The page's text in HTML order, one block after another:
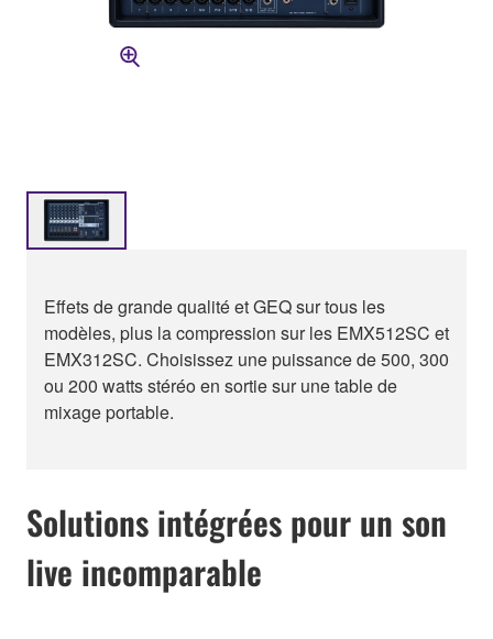
Effets de grande qualité et GEQ sur tous les
modèles, plus la compression sur les EMX512SC et
EMX312SC. Choisissez une puissance de 500, 300
ou 200 watts stéréo en sortie sur une table de
mixage portable.
Solutions intégrées pour un son
live incomparable